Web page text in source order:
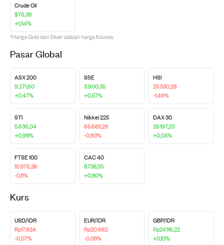
Crude Oil
$76,38
+1,54%
*Harga Gold dan Silver adalah harga futures.
Pasar Global
ASX 200
9.271,60
+0,47%
SSE
3.900,35
+0,57%
HSI
25.530,28
-1,49%
STI
5.636,04
+0,98%
Nikkei 225
65.683,26
-0,93%
DAX 30
26.197,20
+0,05%
FTSE 100
10.876,38
-0,11%
CAC 40
8.738,55
+0,80%
Kurs
USD/IDR
Rp17.924
-0,07%
EUR/IDR
Rp20.662
-0,08%
GBP/IDR
Rp24.116,22
+0,10%